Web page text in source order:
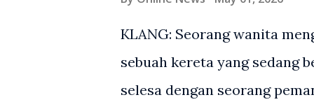
suspek yang masih bebas
mengikut Seksyen 302
ramai yang mempunyai
KLANG: Seorang wanita
sebuah kereta yang sedang
selesa dengan seorang